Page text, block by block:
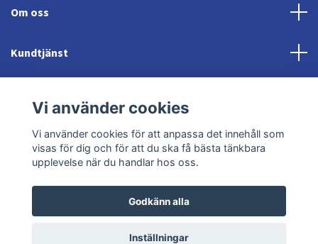
Om oss
Kundtjänst
Sociala medier
© 2026 Jonröds EquishopPowered by Quickbutik
Vi använder cookies
Vi använder cookies för att anpassa det innehåll som
visas för dig och för att du ska få bästa tänkbara
upplevelse när du handlar hos oss.
Godkänn alla
Inställningar